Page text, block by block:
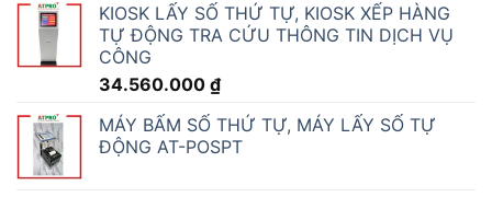
KIOSK LẤY SỐ THỨ TỰ, KIOSK XẾP HÀNG
TỰ ĐỘNG TRA CỨU THÔNG TIN DỊCH VỤ
CÔNG
34.560.000 ₫
MÁY BẤM SỐ THỨ TỰ, MÁY LẤY SỐ TỰ
ĐỘNG AT-POSPT